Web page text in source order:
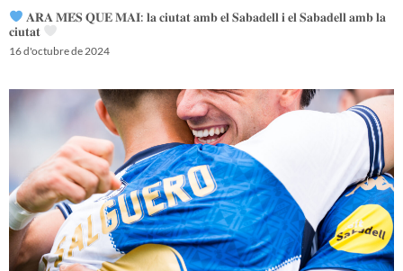
𝐀𝐑𝐀 𝐌𝐄́𝐒 𝐐𝐔𝐄 𝐌𝐀𝐈: 𝐥𝐚 𝐜𝐢𝐮𝐭𝐚𝐭 𝐚𝐦𝐛 𝐞𝐥 𝐒𝐚𝐛𝐚𝐝𝐞𝐥𝐥 𝐢 𝐞𝐥 𝐒𝐚𝐛𝐚𝐝𝐞𝐥𝐥 𝐚𝐦𝐛 𝐥𝐚
𝐜𝐢𝐮𝐭𝐚𝐭
16 d'octubre de 2024